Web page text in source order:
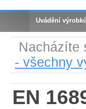
Uvádění
Nacházíte
- všechny
EN